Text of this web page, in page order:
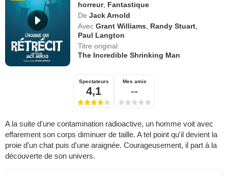
horreur, Fantastique
De Jack Arnold
Avec Grant Williams Randy Stuart
Paul Langton
Titre original
The Incredible Shrinking Man
Spectateurs
4,1
Mes amis
--
A la suite d'une contamination radioactive, un homme voit avec
effarement son corps diminuer de taille. A tel point qu'il devient la
proie d'un chat puis d'une araignée. Courageusement, il part à la
découverte de son univers.